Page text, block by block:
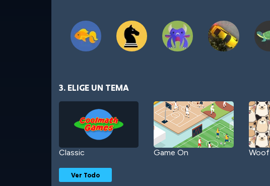
3. ELIGE UN TEMA
Classic Game On Woof
Ver Todo